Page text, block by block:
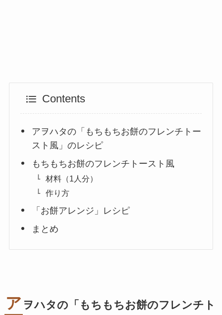
Contents
アヲハタの「もちもちお餅のフレンチトー
スト風」のレシピ
もちもちお餅のフレンチトースト風
材料（1人分）
作り方
「お餅アレンジ」レシピ
まとめ
ア ヲハタの「もちもちお餅のフレンチト